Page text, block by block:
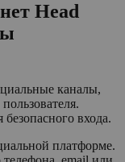
Head
каналы,
входа.
платформе.